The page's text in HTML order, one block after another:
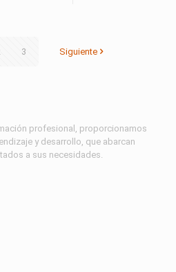
3 Siguiente
profesional, proporcionamos
y desarrollo, que abarcan
a sus necesidades.